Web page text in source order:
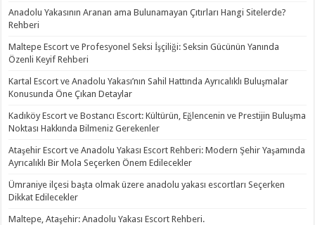
Anadolu Yakasının Aranan ama Bulunamayan Çıtırları Hangi Sitelerde?
Rehberi
Maltepe Escort ve Profesyonel Seksi İşçiliği: Seksin Gücünün Yanında
Özenli Keyif Rehberi
Kartal Escort ve Anadolu Yakası’nın Sahil Hattında Ayrıcalıklı Buluşmalar
Konusunda Öne Çıkan Detaylar
Kadıköy Escort ve Bostancı Escort: Kültürün, Eğlencenin ve Prestijin Buluşma
Noktası Hakkında Bilmeniz Gerekenler
Ataşehir Escort ve Anadolu Yakası Escort Rehberi: Modern Şehir Yaşamında
Ayrıcalıklı Bir Mola Seçerken Önem Edilecekler
Ümraniye ilçesi başta olmak üzere anadolu yakası escortları Seçerken
Dikkat Edilecekler
Maltepe, Ataşehir: Anadolu Yakası Escort Rehberi.